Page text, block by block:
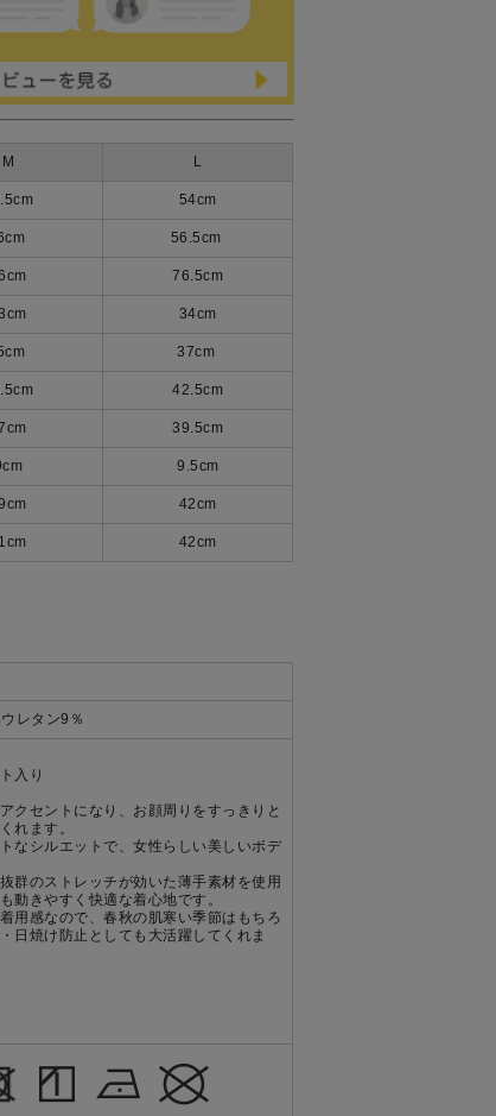
M L
54cm
56.5cm
76.5cm
34cm
37cm
42.5cm
39.5cm
9.5cm
42cm
42cm
レタン9％
入り
クセントになり、お顔周りをすっきりと
れます。
なシルエットで、女性らしい美しいボデ
群のストレッチが効いた薄手素材を使用
動きやすく快適な着心地です。
用感なので、春秋の肌寒い季節はもちろ
日焼け防止としても大活躍してくれま